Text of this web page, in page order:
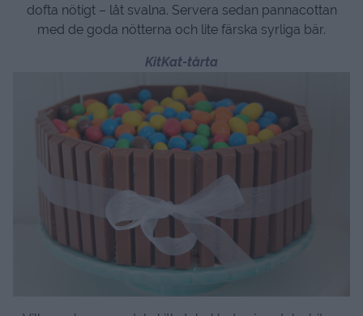
dofta nötigt – låt svalna. Servera sedan pannacottan
med de goda nötterna och lite färska syrliga bär.
KitKat-tårta